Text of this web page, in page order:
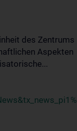
des Zentrums
Aspekten